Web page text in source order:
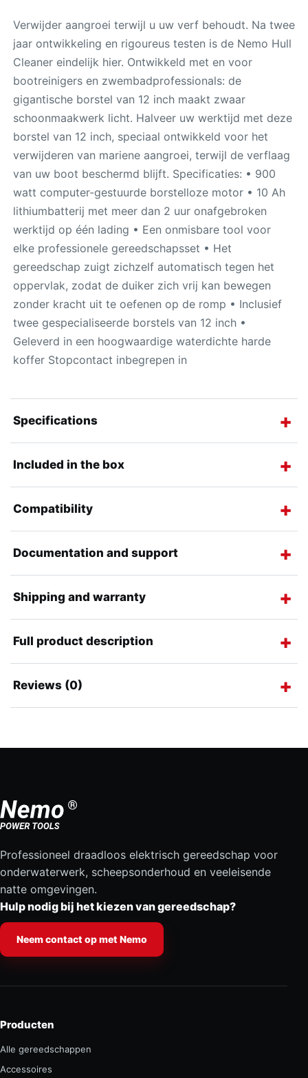
Verwijder aangroei terwijl u uw verf behoudt. Na twee
jaar ontwikkeling en rigoureus testen is de Nemo Hull
Cleaner eindelijk hier. Ontwikkeld met en voor
bootreinigers en zwembadprofessionals: de
gigantische borstel van 12 inch maakt zwaar
schoonmaakwerk licht. Halveer uw werktijd met deze
borstel van 12 inch, speciaal ontwikkeld voor het
verwijderen van mariene aangroei, terwijl de verflaag
van uw boot beschermd blijft. Specificaties: • 900
watt computer-gestuurde borstelloze motor • 10 Ah
lithiumbatterij met meer dan 2 uur onafgebroken
werktijd op één lading • Een onmisbare tool voor
elke professionele gereedschapsset • Het
gereedschap zuigt zichzelf automatisch tegen het
oppervlak, zodat de duiker zich vrij kan bewegen
zonder kracht uit te oefenen op de romp • Inclusief
twee gespecialiseerde borstels van 12 inch •
Geleverd in een hoogwaardige waterdichte harde
koffer Stopcontact inbegrepen in
Specifications
Included in the box
Compatibility
Documentation and support
Shipping and warranty
Full product description
Reviews (0)
Professioneel draadloos elektrisch gereedschap voor
onderwaterwerk, scheepsonderhoud en veeleisende
natte omgevingen.
Hulp nodig bij het kiezen van gereedschap?
Neem contact op met Nemo
Producten
Alle gereedschappen
Accessoires